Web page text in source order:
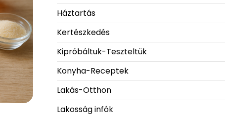
Háztartás
Kertészkedés
Kipróbáltuk-Teszteltük
Konyha-Receptek
Lakás-Otthon
Lakosság infók